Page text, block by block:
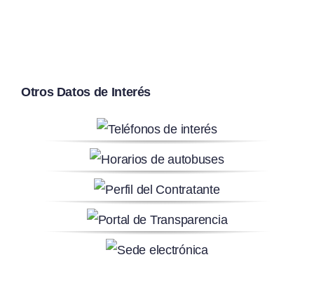
Otros Datos de Interés